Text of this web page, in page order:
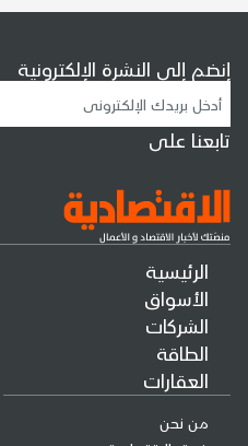
الرئيسية
الأسواق
الشركات
الطاقة
العقارات
من نحن
إنضم إلى النشرة الإلكترونية
تابعنا على